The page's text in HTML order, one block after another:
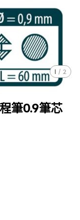
1 / 2
筆0.9筆芯